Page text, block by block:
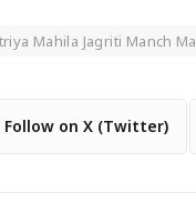
Mahila Jagriti Manch
Follow on X (Twitter)